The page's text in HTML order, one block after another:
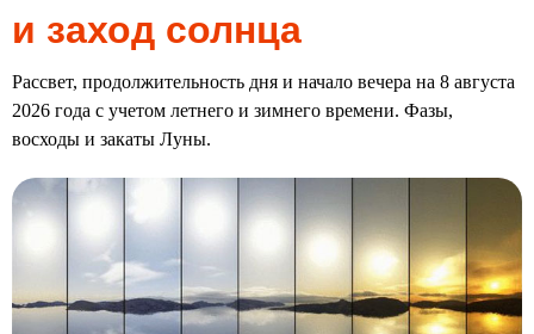
и заход солнца
Рассвет, продолжительность дня и начало вечера на 8 августа
2026 года с учетом летнего и зимнего времени. Фазы,
восходы и закаты Луны.